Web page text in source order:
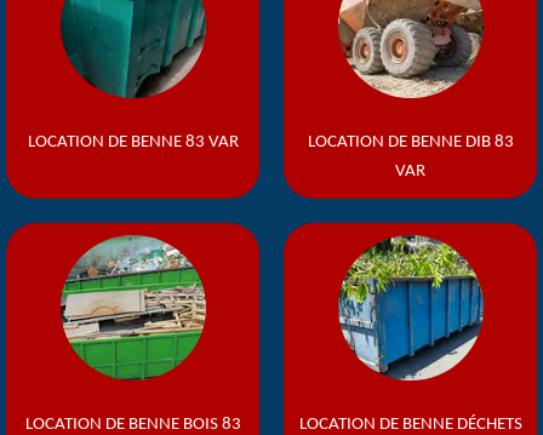
LOCATION DE BENNE 83 VAR
LOCATION DE BENNE DIB 83
VAR
LOCATION DE BENNE BOIS 83
LOCATION DE BENNE DÉCHETS